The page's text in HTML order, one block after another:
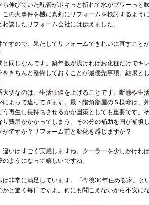
ら伸びていた配管がポキっと折れて水がブワーっ
この大事件を機に真剣にリフォームを検討するよ
談したリフォーム会社には伝えました。
すので、果たしてリフォームできれいに直すこと
と同じなんです。築年数が浅ければお化粧だけで
きちんと整備しておくことが最優先事項。結果と
大切なのは、生活価値を上げることです。断熱や
によって違ってきます。最下階角部屋のＳ様邸は
う再生し長持ちさせるかが国策としても重要です
費用がかかってしまう。その分の補助を国が補填
ですか？リフォーム前と変化を感じますか？
違いはすごく実感しますね。クーラーを少しかけ
ようになって嬉しいですね。
は非常に満足しています。「今後30年住める家」
かと驚く毎日ですよ。何にも聞こえないから不安に